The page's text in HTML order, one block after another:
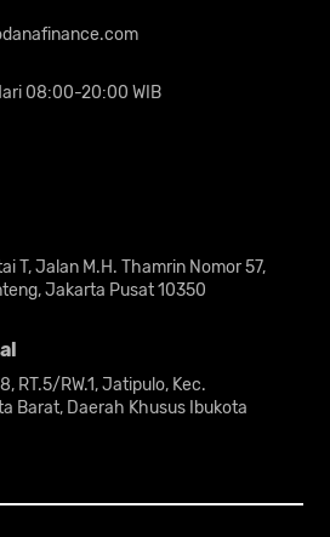
08:00-20:00 WIB
T, Jalan M.H. Thamrin Nomor 57,
Jakarta Pusat 10350
RT.5/RW.1, Jatipulo, Kec.
Barat, Daerah Khusus Ibukota